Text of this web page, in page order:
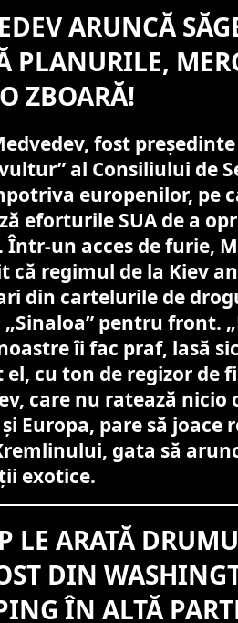
ARUNCĂ
PLANURILE,
ZBOARĂ!
fost președinte
al Consiliului de
europenilor, pe
eforturile SUA de a
Într-un acces de furie,
că regimul de la Kiev
din cartelurile de
„Sinaloa” pentru front.
îi fac praf, lasă
el, cu ton de regizor de
care nu ratează nicio
Europa, pare să joace
gata să
exotice.
LE ARATĂ
DIN
ÎN ALTĂ